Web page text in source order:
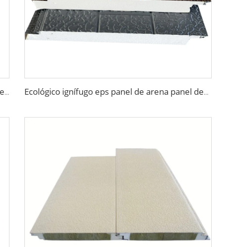
Panel Decorativo y Ligero de Insulación Fácil de Instalar Tablero de Integración Recubrimiento Impermeable para Fachada Exterior Ecológico ignífugo eps panel de arena panel decorativo para paredes exteriores Paneles de Techo Sandwich